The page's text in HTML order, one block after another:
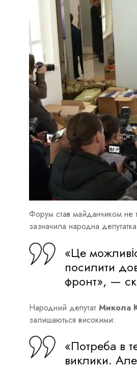
Форум став майданчиком не
зазначила народна депутатка
«Це
посилити
фронт», —
Народний депутат Микола
залишаються високими:
«Потреба в
виклики.